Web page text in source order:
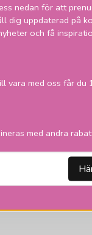
nedan för att
dig uppdaterad på
och få
vara med oss får du
med andra